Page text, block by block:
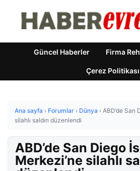
Güncel Haberler Firma
Çerez Politikası
Ana sayfa › Forumlar › Dünya › ABD’de San
silahlı saldırı düzenlendi
ABD’de San Diego
Merkezi’ne silahlı